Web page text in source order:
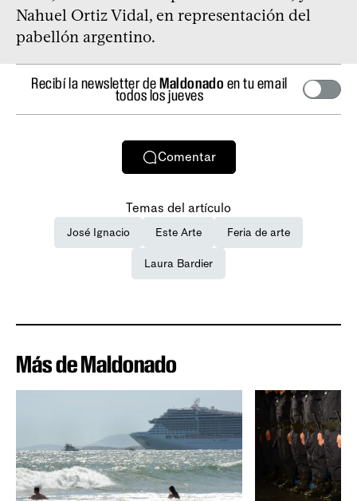
Nahuel Ortiz Vidal, en representación del
pabellón argentino.
Recibí la newsletter deMaldonado en tu email
todos los jueves
Comentar
Temas del artículo
José Ignacio Este Arte Feria de arte
Laura Bardier
Más de Maldonado